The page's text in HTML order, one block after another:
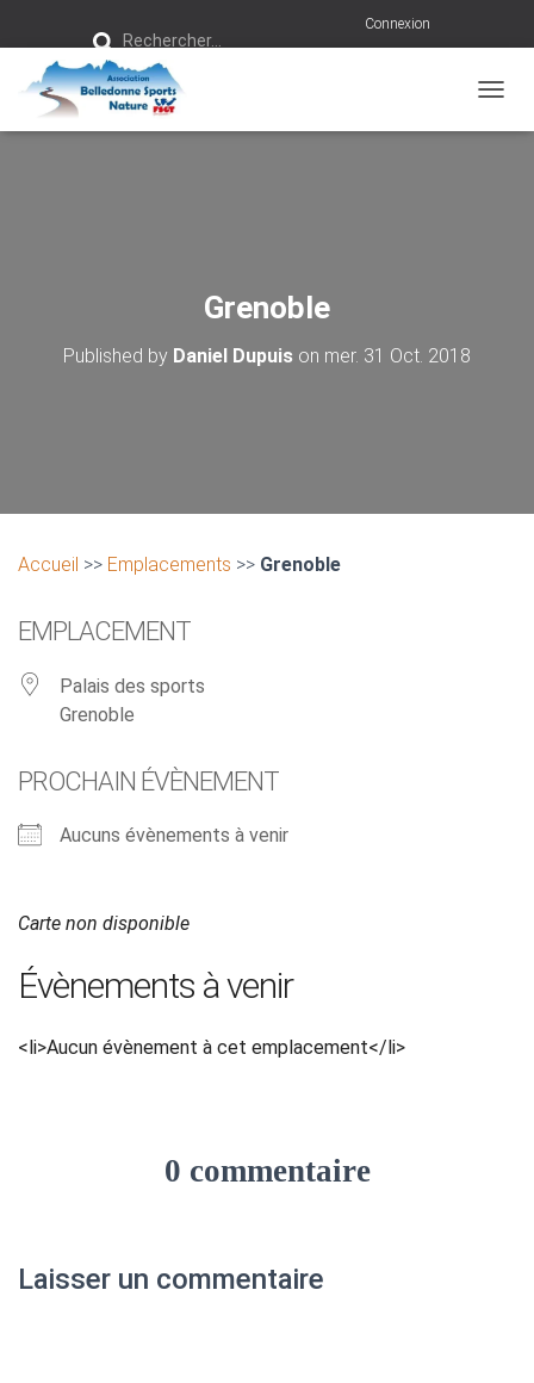
Rechercher…
Connexion
Grenoble
Published by Daniel Dupuis on mer. 31 Oct. 2018
Accueil >> Emplacements >> Grenoble
EMPLACEMENT
Palais des sports
Grenoble
PROCHAIN ÉVÈNEMENT
Aucuns évènements à venir
Carte non disponible
Évènements à venir
<li>Aucun évènement à cet emplacement</li>
0 commentaire
Laisser un commentaire